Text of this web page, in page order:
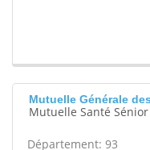
Mutuelle Générale
Mutuelle Santé Sénior
Département: 93